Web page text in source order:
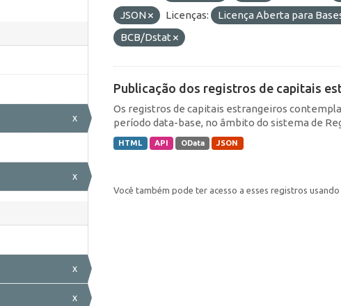
x
x
x
x
JSON
Licenças: Licença Aberta para
BCB/Dstat
Publicação dos registros de capitais
Os registros de capitais estrangeiros
período data-base, no âmbito do sistema de
HTML API OData JSON
Você também pode ter acesso a esses registros usando